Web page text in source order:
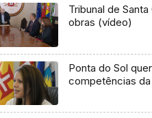
Tribunal de
obras (vídeo)
Ponta do Sol
competências da